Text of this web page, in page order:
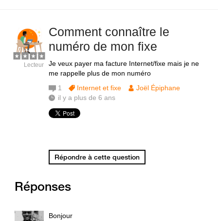
Comment connaître le
numéro de mon fixe
Je veux payer ma facture Internet/fixe mais je ne
me rappelle plus de mon numéro
Lecteur
1 Internet et fixe
Joël Épiphane
il y a plus de 6 ans
Répondre à cette question
Réponses
Bonjour